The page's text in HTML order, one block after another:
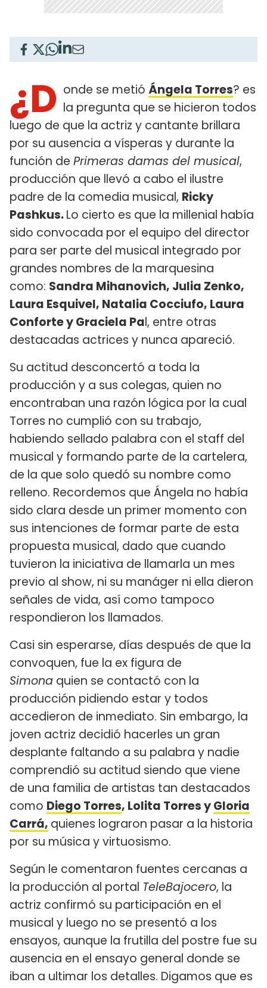
¿D onde se metió Ángela Torres? es
la pregunta que se hicieron todos
luego de que la actriz y cantante brillara
por su ausencia a vísperas y durante la
función de Primeras damas del musical,
producción que llevó a cabo el ilustre
padre de la comedia musical, Ricky
Pashkus.Lo cierto es que la millenial había
sido convocada por el equipo del director
para ser parte del musical integrado por
grandes nombres de la marquesina
como: Sandra Mihanovich, Julia Zenko,
Laura Esquivel, Natalia Cocciufo, Laura
Conforte y Graciela Pal, entre otras
destacadas actrices y nunca apareció.
Su actitud desconcertó a toda la
producción y a sus colegas, quien no
encontraban una razón lógica por la cual
Torres no cumplió con su trabajo,
habiendo sellado palabra con el staff del
musical y formando parte de la cartelera,
de la que solo quedó su nombre como
relleno. Recordemos que Ángela no había
sido clara desde un primer momento con
sus intenciones de formar parte de esta
propuesta musical, dado que cuando
tuvieron la iniciativa de llamarla un mes
previo al show, ni su manáger ni ella dieron
señales de vida, así como tampoco
respondieron los llamados.
Casi sin esperarse, días después de que la
convoquen, fue la ex figura de
Simona quien se contactó con la
producción pidiendo estar y todos
accedieron de inmediato. Sin embargo, la
joven actriz decidió hacerles un gran
desplante faltando a su palabra y nadie
comprendió su actitud siendo que viene
de una familia de artistas tan destacados
como Diego Torres, Lolita Torres yGloria
Carrá, quienes lograron pasar a la historia
por su música y virtuosismo.
Según le comentaron fuentes cercanas a
la producción al portal TeleBajocero, la
actriz confirmó su participación en el
musical y luego no se presentó a los
ensayos, aunque la frutilla del postre fue su
ausencia en el ensayo general donde se
iban a ultimar los detalles. Digamos que es